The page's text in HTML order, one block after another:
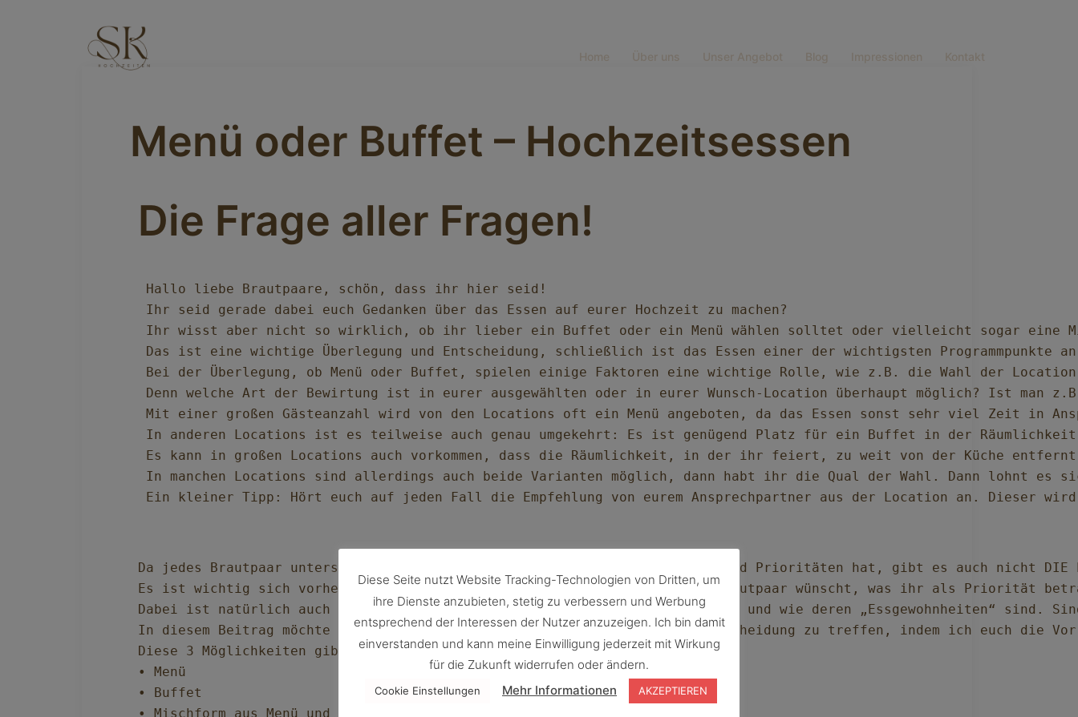
Home Über uns Unser Angebot Blog Impressionen Kontakt
Menü oder Buffet – Hochzeitsessen
Die Frage aller Fragen!
Hallo liebe Brautpaare, schön, dass ihr hier seid!
Ihr seid gerade dabei euch Gedanken über das Essen auf eurer Hochzeit zu machen?
Ihr wisst aber nicht so wirklich, ob ihr lieber ein Buffet oder ein Menü wählen solltet oder vielleicht sogar eine
Das ist eine wichtige Überlegung und Entscheidung, schließlich ist das Essen einer der wichtigsten Programmpunkte
Bei der Überlegung, ob Menü oder Buffet, spielen einige Faktoren eine wichtige Rolle, wie z.B. die Wahl der
Denn welche Art der Bewirtung ist in eurer ausgewählten oder in eurer Wunsch-Location überhaupt möglich? Ist man
Mit einer großen Gästeanzahl wird von den Locations oft ein Menü angeboten, da das Essen sonst sehr viel Zeit in
In anderen Locations ist es teilweise auch genau umgekehrt: Es ist genügend Platz für ein Buffet in der
Es kann in großen Locations auch vorkommen, dass die Räumlichkeit, in der ihr feiert, zu weit von der Küche
In manchen Locations sind allerdings auch beide Varianten möglich, dann habt ihr die Qual der Wahl. Dann lohnt
Ein kleiner Tipp: Hört euch auf jeden Fall die Empfehlung von eurem Ansprechpartner aus der Location an. Dieser
Da jedes Brautpaar unterschiedlich ist und ganz individuelle Bedürfnisse und Prioritäten hat, gibt es auch nicht DIE
Es ist wichtig sich vorher Gedanken darüber zu machen, was ihr euch als Brautpaar wünscht, was ihr als Priorität
Dabei ist natürlich auch entscheidend wie viele Gäste ihr dabeihaben werdet und wie deren „Essgewohnheiten“
In diesem Beitrag möchte ich euch dabei helfen, die für euch passende Entscheidung zu treffen, indem ich euch die
Diese 3 Möglichkeiten gibt es:
• Menü
• Buffet
• Mischform aus Menü und Buffet
Diese Seite nutzt Website Tracking-Technologien von Dritten, um
ihre Dienste anzubieten, stetig zu verbessern und Werbung
entsprechend der Interessen der Nutzer anzuzeigen. Ich bin damit
einverstanden und kann meine Einwilligung jederzeit mit Wirkung
für die Zukunft widerrufen oder ändern.
Cookie Einstellungen Mehr Informationen AKZEPTIEREN